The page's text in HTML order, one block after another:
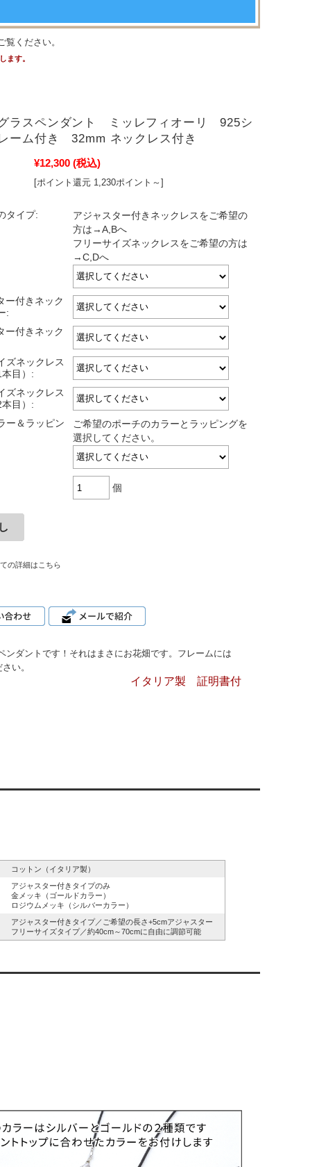
覧ください。
ます。
ラスペンダント ミッレフィオーリ 925シ
ーム付き 32mm ネックレス付き
¥12,300 (税込)
[ポイント還元 1,230ポイント～]
タイプ:
アジャスター付きネックレスをご希望の
方は→A,Bへ
フリーサイズネックレスをご希望の方は
→C,Dへ
ー付きネック
:
ー付きネック
ズネックレス
目）:
ズネックレス
目）:
ー＆ラッピン
ご希望のポーチのカラーとラッピングを
選択してください。
個
の詳細はこちら
ダントです！それはまさにお花畑です。フレームには
い。
イタリア製 証明書付
コットン（イタリア製）
アジャスター付きタイプのみ
金メッキ（ゴールドカラー）
ロジウムメッキ（シルバーカラー）
アジャスター付きタイプ／ご希望の長さ+5cmアジャスター
フリーサイズタイプ／約40cm～70cmに自由に調節可能